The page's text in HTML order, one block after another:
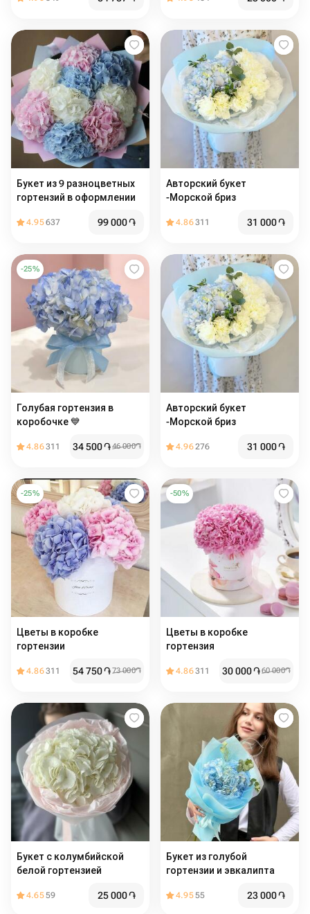
Букет из 9 разноцветных
гортензий в оформлении
4.95637 99 000֏
Авторский букет
-Морской бриз
4.86311 31 000֏
-25%
Голубая гортензия в
коробочке 💙
4.86311 34 500֏46 000֏
Авторский букет
-Морской бриз
4.96276 31 000֏
-25%
Цветы в коробке
гортензии
4.86311 54 750֏73 000֏
-50%
Цветы в коробке
гортензия
4.86311 30 000֏60 000֏
Букет с колумбийской
белой гортензией
4.6559 25 000֏
Букет из голубой
гортензии и эвкалипта
4.9555 23 000֏